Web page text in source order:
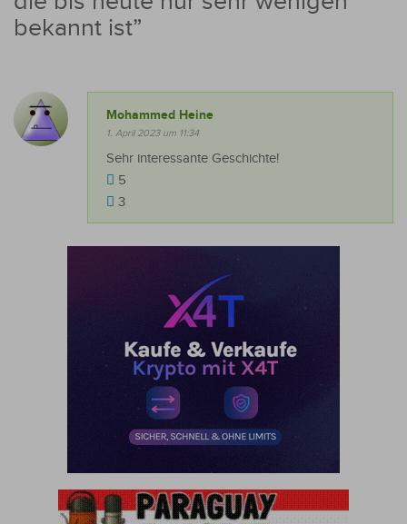
bekannt ist”
Mohammed Heine
1. April 2023 um 11:34
Sehr interessante Geschichte!
5
3